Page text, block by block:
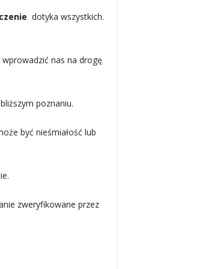
dotyka wszystkich.
nas na drogę
poznaniu.
być nieśmiałość lub
zweryfikowane przez